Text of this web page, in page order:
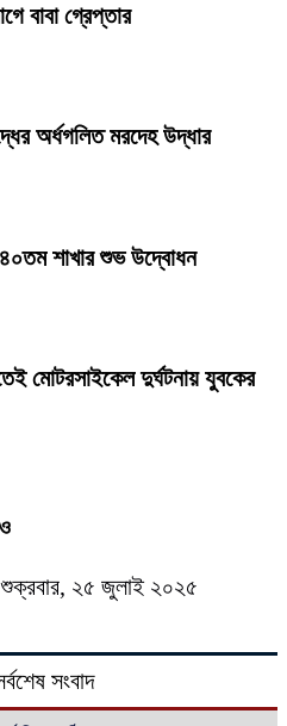
বাবা গ্রেপ্তার
অর্ধগলিত মরদেহ উদ্ধার
শাখার শুভ উদ্বোধন
মোটরসাইকেল দুর্ঘটনায় যুবকের
২৫ জুলাই ২০২৫
সংবাদ